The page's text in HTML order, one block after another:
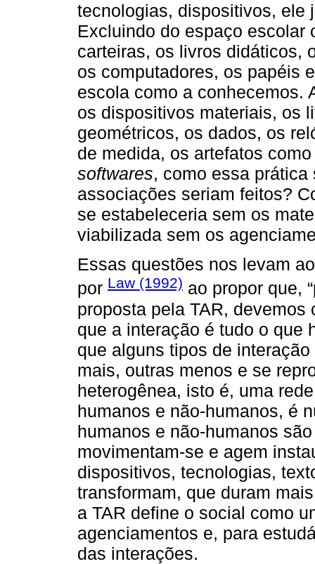
tecnologias, dispositivos, ele
Excluindo do espaço escolar
carteiras, os livros didáticos,
os computadores, os papéis
escola como a conhecemos.
os dispositivos materiais, os
geométricos, os dados, os
de medida, os artefatos
softwares, como essa
associações seriam feitos?
se estabeleceria sem os
viabilizada sem os
Essas questões nos levam
por Law (1992) ao propor que,
proposta pela TAR,
que a interação é tudo o que
que alguns tipos de
mais, outras menos e se
heterogênea, isto é, uma
humanos e não-humanos, é
humanos e não-humanos
movimentam-se e agem
dispositivos, tecnologias,
transformam, que duram
a TAR define o social como
agenciamentos e, para
das interações.